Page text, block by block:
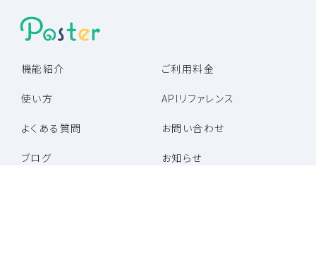
機能紹介
使い方
よくある質問
ブログ
ご利用料金
APIリファレンス
お問い合わせ
お知らせ